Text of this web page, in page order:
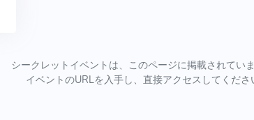
シークレットイベントは、このページに掲載されていま
イベントのURLを入手し、直接アクセスしてくださ